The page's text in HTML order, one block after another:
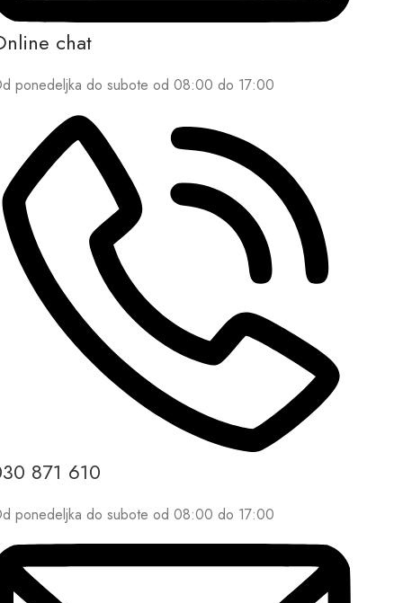
chat
ponedeljka do subote od 08:00 do 17:00
871 610
ponedeljka do subote od 08:00 do 17:00